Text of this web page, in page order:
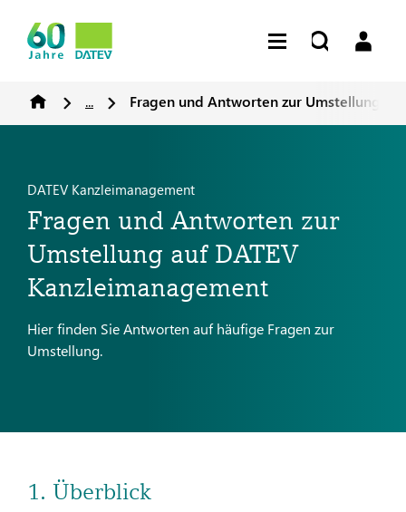
... Fragen und Antworten zur Umstellung
DATEV Kanzleimanagement
Fragen und Antworten zur
Umstellung auf DATEV
Kanzleimanagement
Hier finden Sie Antworten auf häufige Fragen zur
Umstellung.
1. Überblick